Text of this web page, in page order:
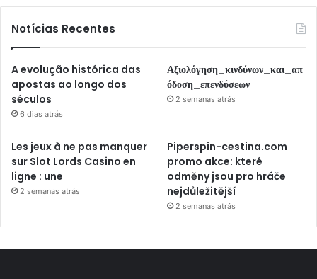
Notícias Recentes
A evolução histórica das
apostas ao longo dos
séculos
6 dias atrás
Αξιολόγηση_κινδύνων_και_απ
όδοση_επενδύσεων
2 semanas atrás
Les jeux à ne pas manquer
sur Slot Lords Casino en
ligne : une
2 semanas atrás
Piperspin-cestina.com
promo akce: které
odměny jsou pro hráče
nejdůležitější
2 semanas atrás